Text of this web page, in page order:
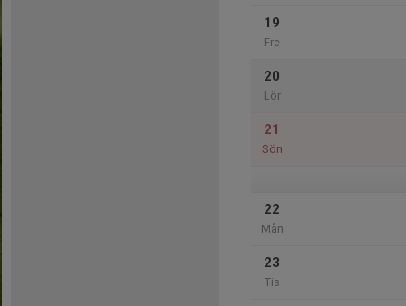
19
Fre
20
Lör
21
Sön
22
Mån
23
Tis